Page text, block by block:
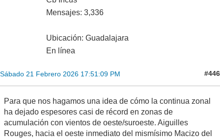
Mensajes: 3,336
Ubicación: Guadalajara
En línea
Sábado 21 Febrero 2026 17:51:09 PM #446
Para que nos hagamos una idea de cómo la continua zonal
ha dejado espesores casi de récord en zonas de
acumulación con vientos de oeste/suroeste. Aiguilles
Rouges, hacia el oeste inmediato del mismísimo Macizo del